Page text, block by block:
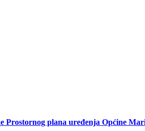
Prostornog plana uređenja Općine